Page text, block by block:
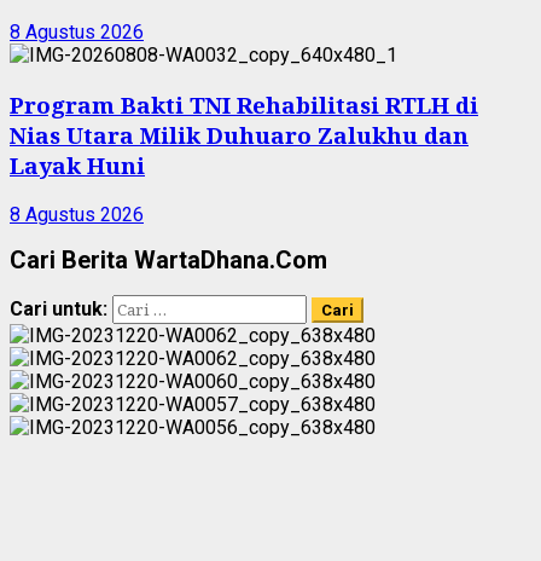
8 Agustus 2026
Program Bakti TNI Rehabilitasi RTLH di
Nias Utara Milik Duhuaro Zalukhu dan
Layak Huni
8 Agustus 2026
Cari Berita WartaDhana.Com
Cari untuk: